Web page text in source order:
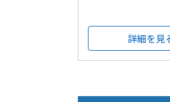
詳細を見